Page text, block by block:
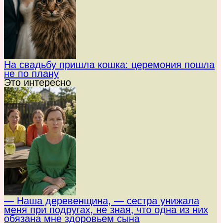
На свадьбу пришла кошка: церемония пошла
не по плану
Это интересно
— Наша деревенщина, — сестра унижала
меня при подругах, не зная, что одна из них
обязана мне здоровьем сына